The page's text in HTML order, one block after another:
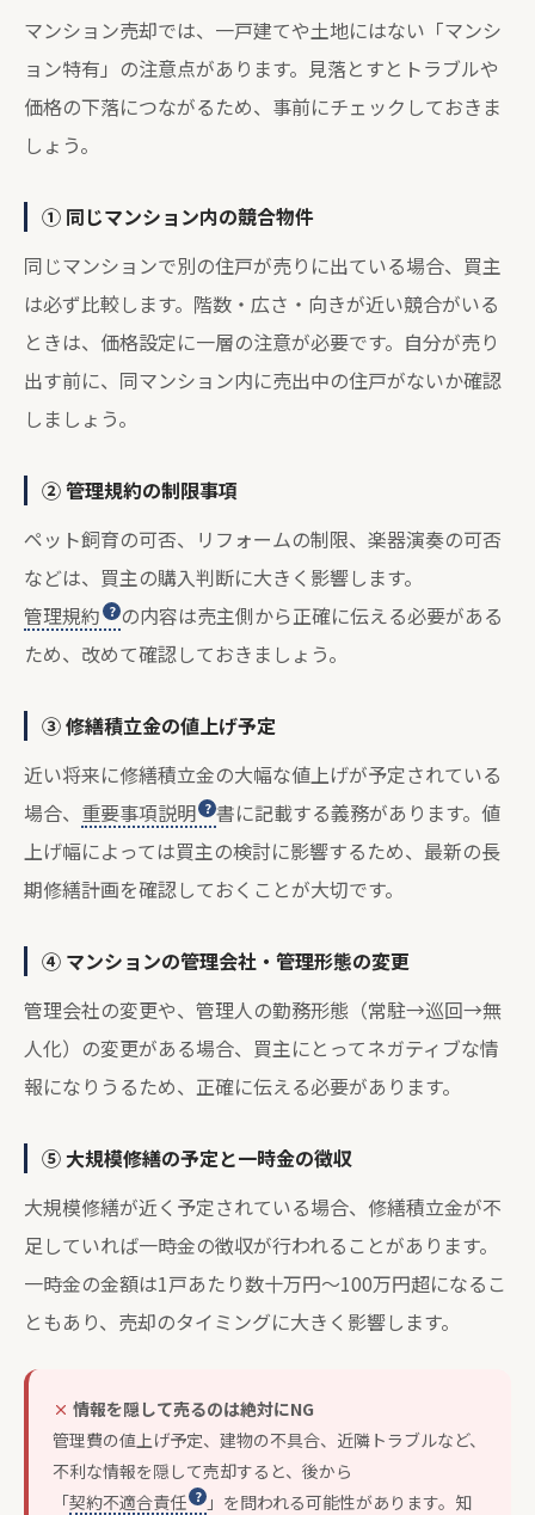
マンション売却では、一戸建てや土地にはない「マンシ
ョン特有」の注意点があります。見落とすとトラブルや
価格の下落につながるため、事前にチェックしておきま
しょう。
① 同じマンション内の競合物件
同じマンションで別の住戸が売りに出ている場合、買主
は必ず比較します。階数・広さ・向きが近い競合がいる
ときは、価格設定に一層の注意が必要です。自分が売り
出す前に、同マンション内に売出中の住戸がないか確認
しましょう。
② 管理規約の制限事項
ペット飼育の可否、リフォームの制限、楽器演奏の可否
などは、買主の購入判断に大きく影響します。
管理規約
の内容は売主側から正確に伝える必要がある
ため、改めて確認しておきましょう。
③ 修繕積立金の値上げ予定
近い将来に修繕積立金の大幅な値上げが予定されている
場合、 重要事項説明
書に記載する義務があります。値
上げ幅によっては買主の検討に影響するため、最新の長
期修繕計画を確認しておくことが大切です。
④ マンションの管理会社・管理形態の変更
管理会社の変更や、管理人の勤務形態（常駐→巡回→無
人化）の変更がある場合、買主にとってネガティブな情
報になりうるため、正確に伝える必要があります。
⑤ 大規模修繕の予定と一時金の徴収
大規模修繕が近く予定されている場合、修繕積立金が不
足していれば一時金の徴収が行われることがあります。
一時金の金額は1戸あたり数十万円〜100万円超になるこ
ともあり、売却のタイミングに大きく影響します。
情報を隠して売るのは絶対にNG
管理費の値上げ予定、建物の不具合、近隣トラブルなど、
不利な情報を隠して売却すると、後から
「契約不適合責任
」を問われる可能性があります。知